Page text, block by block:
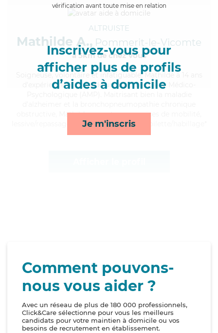
vérification avant toute mise en relation
Inscrivez-vous pour
afficher plus de profils
d’aides à domicile
Je m'inscris
ALTRUISTE
Mathilde A., Pommerit-le-Vicomte
à 5km de chez Vous
, volontaire et infatiguable, Mathilde a 14 ans
d'expérience et possède un diplôme d'Aide Médico-
obstructive, Mathilde apporte ses services de mobilité,
lessive/repassage, compagnie/loisirs et toilette/habillage*
Comment pouvons-
nous vous aider ?
Avec un réseau de plus de 180 000 professionnels,
Click&Care sélectionne pour vous les meilleurs
candidats pour votre maintien à domicile ou vos
besoins de recrutement en établissement.